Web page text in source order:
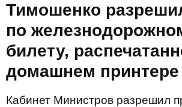
Тимошенко
по
билету,
домашнем принтере
Кабинет Министров разрешил